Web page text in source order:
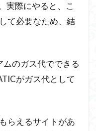
実際にやると、こ
て必要なため、結
ムのガス代でできる
がガス代として
らえるサイトがあ